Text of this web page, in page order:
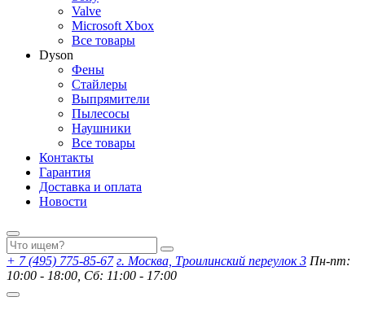
Valve
Microsoft Xbox
Все товары
Dyson
Фены
Стайлеры
Выпрямители
Пылесосы
Наушники
Все товары
Контакты
Гарантия
Доставка и оплата
Новости
+ 7 (495) 775-85-67 г. Москва, Троилинский переулок 3 Пн-пт:
10:00 - 18:00, Сб: 11:00 - 17:00